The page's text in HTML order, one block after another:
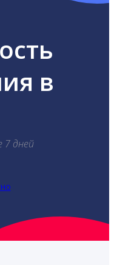
в
7 дней